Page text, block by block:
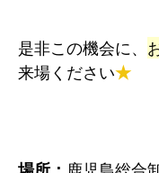
是非この機会に、
来場ください★